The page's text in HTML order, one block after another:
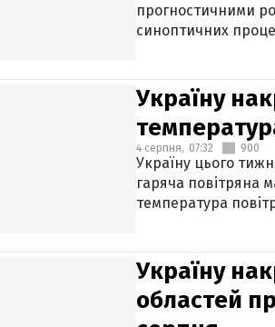
прогностичними
синоптичних
Україну
4 серпня, 07:32 900
Україну цього
гаряча повітряна
температура
Україну
областей